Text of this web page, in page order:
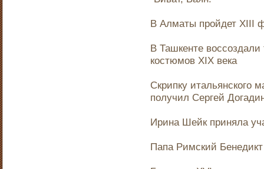
В Алматы пройдет XIII
В Ташкенте
костюмов XIX века
Скрипку итальянского
получил Сергей
Ирина Шейк приняла
Папа Римский Бенедикт